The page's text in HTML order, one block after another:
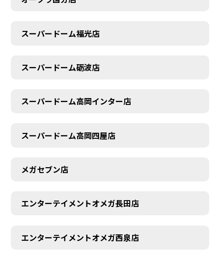
スーパードーム福光店
スーパードーム砺波店
スーパードーム高岡インター店
スーパードーム高岡四屋店
メガセブン店
エンターテイメントオメガ長田店
エンターテイメントオメガ西泉店